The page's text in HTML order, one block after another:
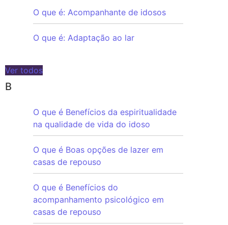
O que é: Acompanhante de idosos
O que é: Adaptação ao lar
Ver todos
B
O que é Benefícios da espiritualidade
na qualidade de vida do idoso
O que é Boas opções de lazer em
casas de repouso
O que é Benefícios do
acompanhamento psicológico em
casas de repouso